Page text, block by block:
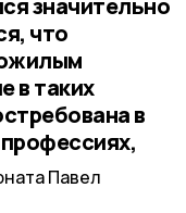
что
в таких
в
Павел